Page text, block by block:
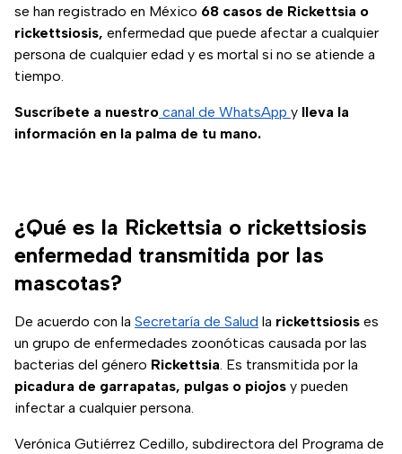
se han registrado en México 68 casos de Rickettsia o
rickettsiosis, enfermedad que puede afectar a cualquier
persona de cualquier edad y es mortal si no se atiende a
tiempo.
Suscríbete a nuestro canal de WhatsApp y lleva la
información en la palma de tu mano.
¿Qué es la Rickettsia o rickettsiosis
enfermedad transmitida por las
mascotas?
De acuerdo con la Secretaría de Salud la rickettsiosis es
un grupo de enfermedades zoonóticas causada por las
bacterias del género Rickettsia. Es transmitida por la
picadura de garrapatas, pulgas o piojos y pueden
infectar a cualquier persona.
Verónica Gutiérrez Cedillo, subdirectora del Programa de